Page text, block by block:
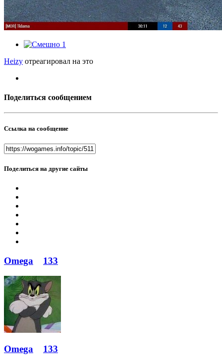
1
Heizy отреагировал на это
Поделиться сообщением
Ссылка на сообщение
Поделиться на другие сайты
Omega 133
Omega 133